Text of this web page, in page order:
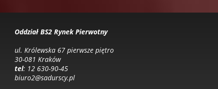
Oddział BS2 Rynek Pierwotny
ul. Królewska 67 pierwsze piętro
30-081 Kraków
tel: 12 630-90-45
biuro2@sadurscy.pl